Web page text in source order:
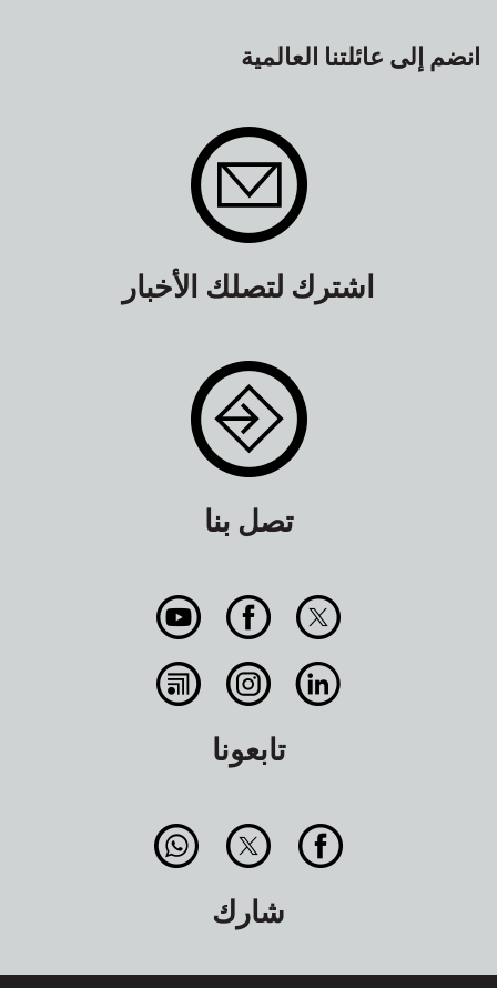
انضم إلى عائلتنا العالمية
اشترك لتصلك الأخبار
تصل بنا
تابعونا
شارك